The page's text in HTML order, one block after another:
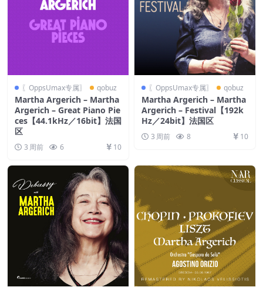
〖OppsUmax专属〗 qobuz
Martha Argerich – Martha
Argerich – Great Piano Pie
ces【44.1kHz／16bit】法国
区
3 周前 6 10
〖OppsUmax专属〗 qobuz
Martha Argerich – Martha
Argerich – Festival【192k
Hz／24bit】法国区
3 周前 8 10